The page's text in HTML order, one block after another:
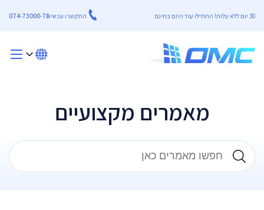
30 יום ללא עלות! התחילו עוד היום בחינם התקשרו עכשיו074-73000-78
מאמרים מקצועיים